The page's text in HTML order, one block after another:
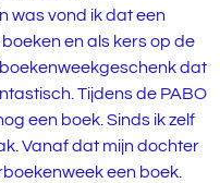
was vond ik dat een
en als kers op de
dat
Tijdens de PABO
een boek. Sinds ik zelf
Vanaf dat mijn dochter
een boek.